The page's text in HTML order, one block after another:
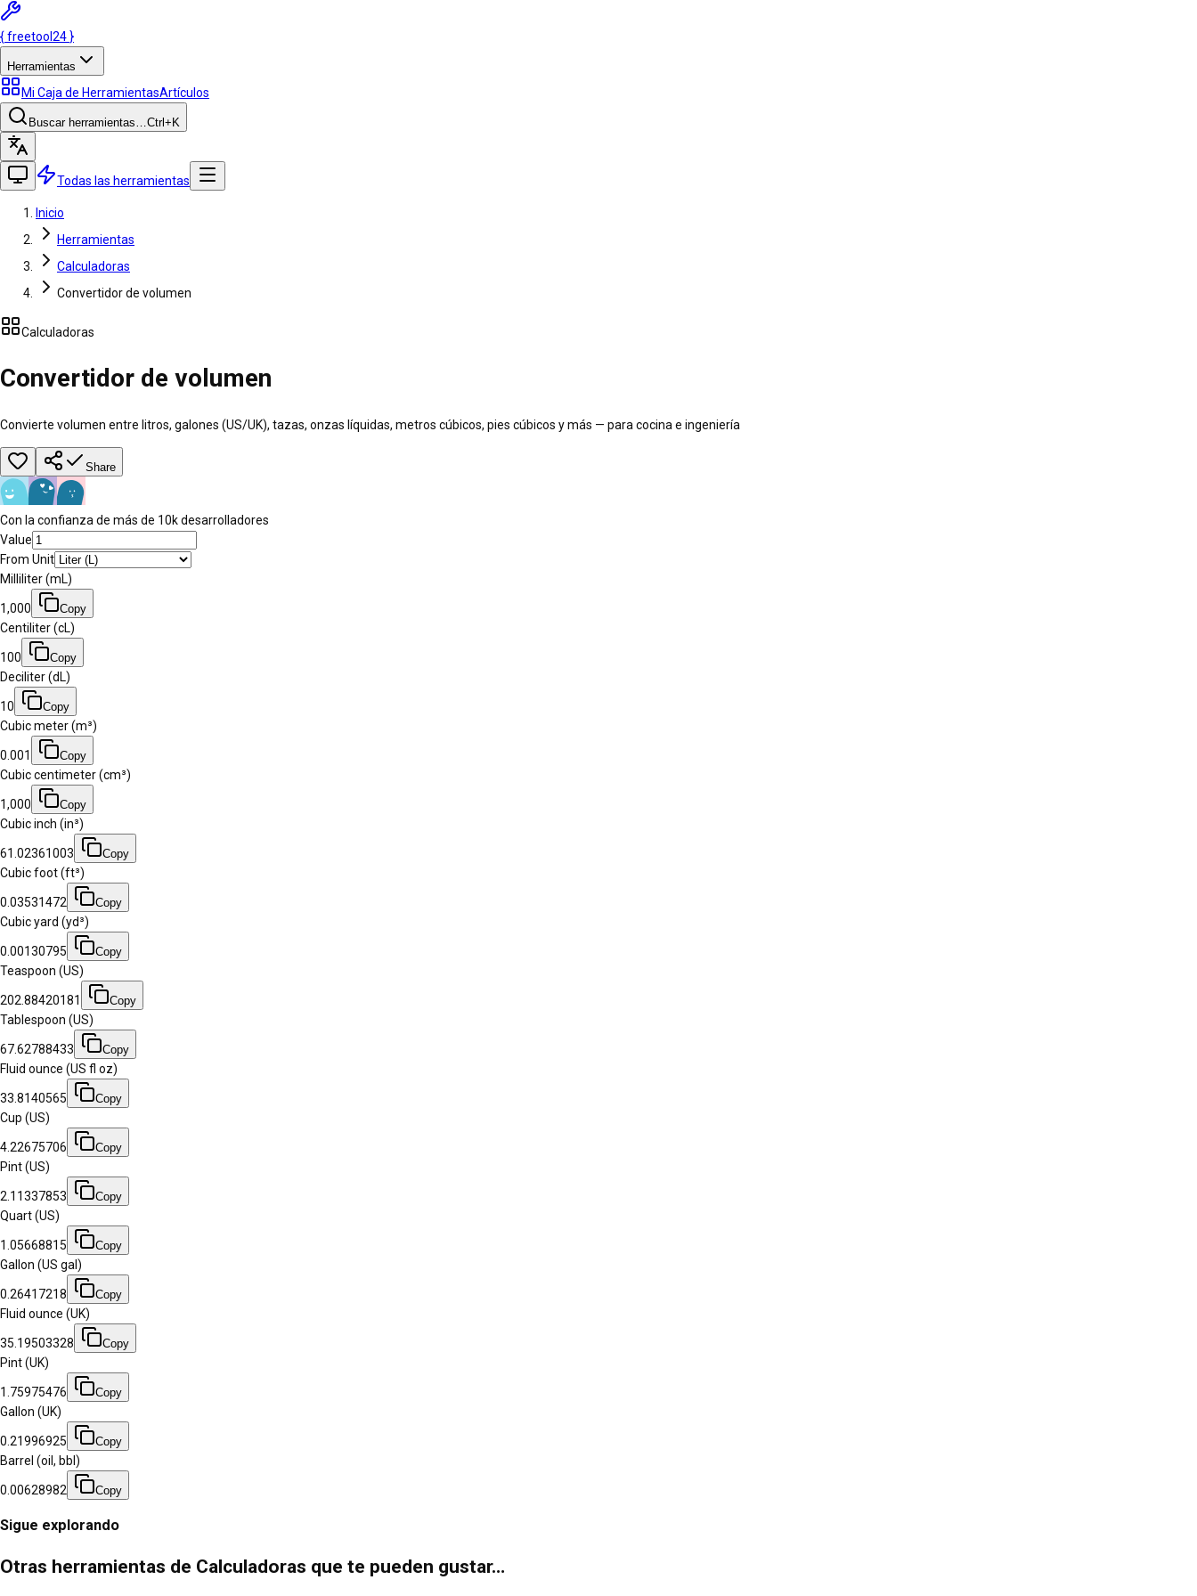
{freetool 24 }
Herramientas
Mi Caja de HerramientasArtículos
Buscar herramientas…Ctrl +K
Todas las herramientas
Inicio
Herramientas
Calculadoras
Convertidor de volumen
Calculadoras
Convertidor de volumen
Convierte volumen entre litros, galones (US/UK), tazas, onzas líquidas, metros cúbicos, pies cúbicos y más — para cocina e ingeniería
Share
Con la confianza de más de 10k desarrolladores
Value
From Unit
Milliliter (mL)
1,000 Copy
Centiliter (cL)
100 Copy
Deciliter (dL)
10 Copy
Cubic meter (m³)
0.001 Copy
Cubic centimeter (cm³)
1,000 Copy
Cubic inch (in³)
61.02361003 Copy
Cubic foot (ft³)
0.03531472 Copy
Cubic yard (yd³)
0.00130795 Copy
Teaspoon (US)
202.88420181 Copy
Tablespoon (US)
67.62788433 Copy
Fluid ounce (US fl oz)
33.8140565 Copy
Cup (US)
4.22675706 Copy
Pint (US)
2.11337853 Copy
Quart (US)
1.05668815 Copy
Gallon (US gal)
0.26417218 Copy
Fluid ounce (UK)
35.19503328 Copy
Pint (UK)
1.75975476 Copy
Gallon (UK)
0.21996925 Copy
Barrel (oil, bbl)
0.00628982 Copy
Sigue explorando
Otras herramientas de Calculadoras que te pueden gustar…